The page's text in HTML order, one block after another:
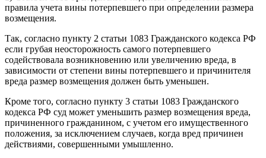
правила учета вины потерпевшего при определении размера
возмещения.
Так, согласно пункту 2 статьи 1083 Гражданского кодекса РФ
если грубая неосторожность самого потерпевшего
содействовала возникновению или увеличению вреда, в
зависимости от степени вины потерпевшего и причинителя
вреда размер возмещения должен быть уменьшен.
Кроме того, согласно пункту 3 статьи 1083 Гражданского
кодекса РФ суд может уменьшить размер возмещения вреда,
причиненного гражданином, с учетом его имущественного
положения, за исключением случаев, когда вред причинен
действиями, совершенными умышленно.